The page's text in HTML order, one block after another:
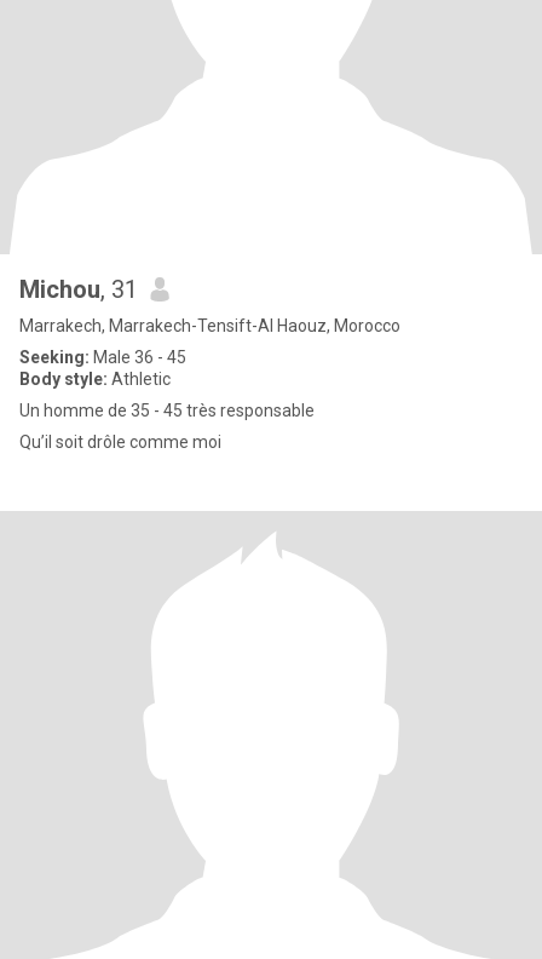
Michou, 31
Marrakech, Marrakech-Tensift-Al Haouz, Morocco
Seeking: Male 36 - 45
Body style: Athletic
Un homme de 35 - 45 très responsable
Qu’il soit drôle comme moi